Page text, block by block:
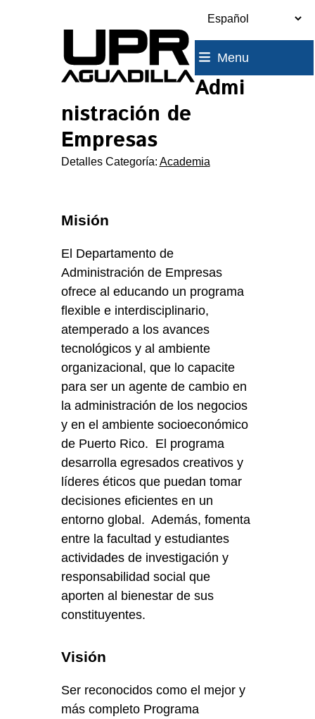
Menu
Admi
nistración de
Empresas
Detalles Categoría: Academia
Misión
El Departamento de
Administración de Empresas
ofrece al educando un programa
flexible e interdisciplinario,
atemperado a los avances
tecnológicos y al ambiente
organizacional, que lo capacite
para ser un agente de cambio en
la administración de los negocios
y en el ambiente socioeconómico
de Puerto Rico. El programa
desarrolla egresados creativos y
líderes éticos que puedan tomar
decisiones eficientes en un
entorno global. Además, fomenta
entre la facultad y estudiantes
actividades de investigación y
responsabilidad social que
aporten al bienestar de sus
constituyentes.
Visión
Ser reconocidos como el mejor y
más completo Programa